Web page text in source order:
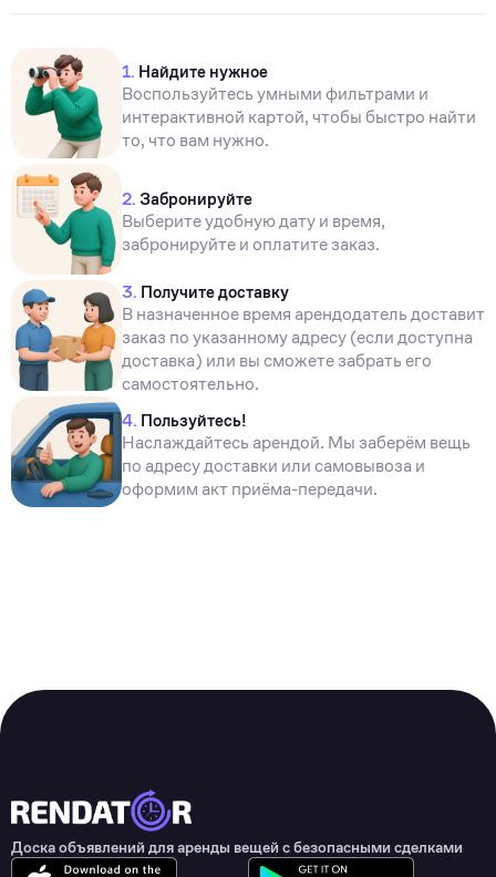
1. Найдите нужное
Воспользуйтесь умными фильтрами и
интерактивной картой, чтобы быстро найти
то, что вам нужно.
2. Забронируйте
Выберите удобную дату и время,
забронируйте и оплатите заказ.
3. Получите доставку
В назначенное время арендодатель доставит
заказ по указанному адресу (если доступна
доставка) или вы сможете забрать его
самостоятельно.
4. Пользуйтесь!
Наслаждайтесь арендой. Мы заберём вещь
по адресу доставки или самовывоза и
оформим акт приёма-передачи.
Доска объявлений для аренды вещей с безопасными сделками